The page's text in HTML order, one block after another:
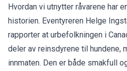
Hvordan vi utnytter råvarene har
historien. Eventyreren Helge
rapporter at urbefolkningen i
deler av reinsdyrene til hundene,
innmaten. Den er både smakfull